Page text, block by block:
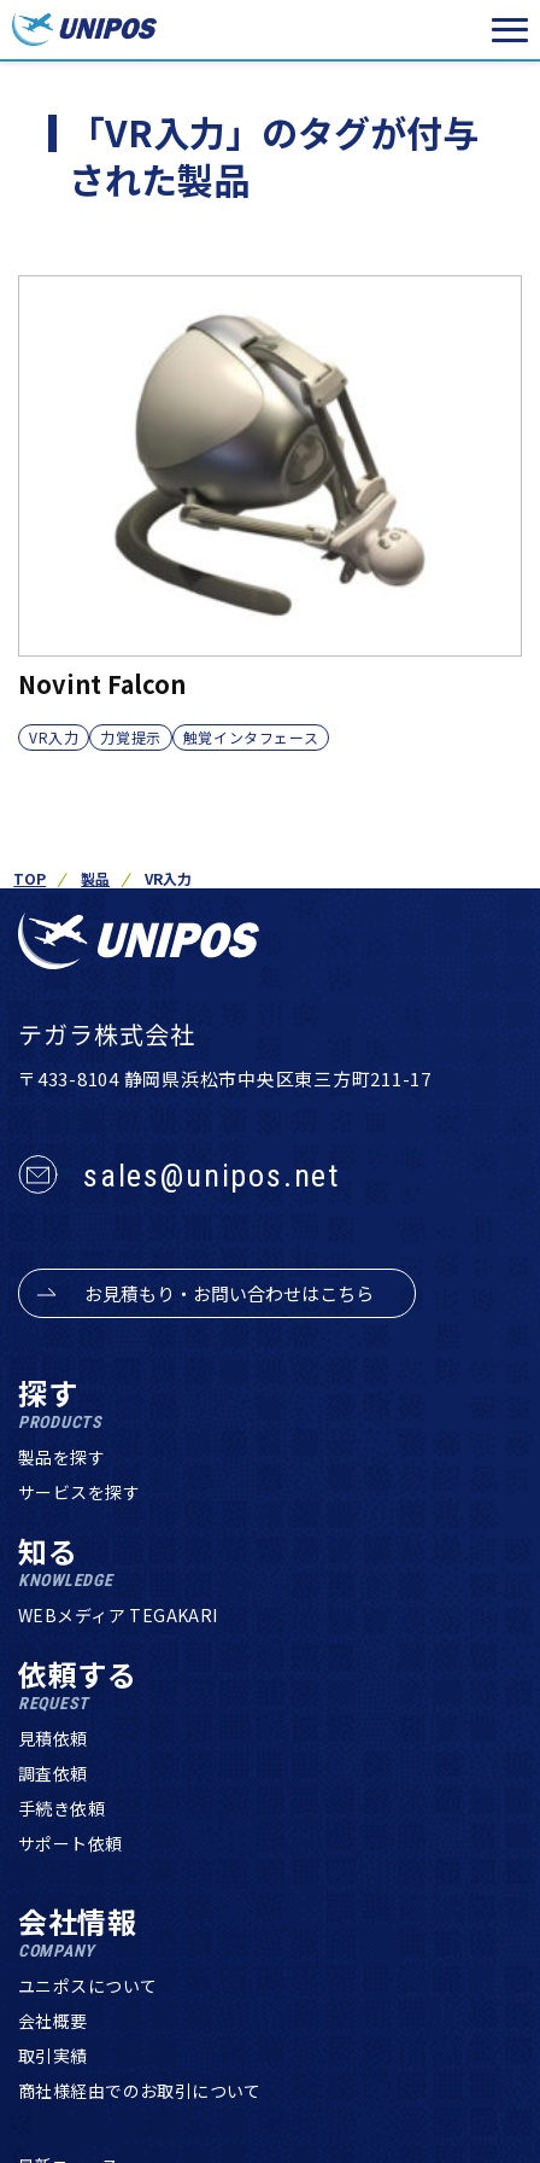
「VR入力」のタグが付与
された製品
Novint Falcon
VR入力 力覚提示 触覚インタフェース
TOP 製品 VR入力
テガラ株式会社
〒433-8104 静岡県浜松市中央区東三方町211-17
sales@unipos.net
お見積もり・お問い合わせはこちら
探す
PRODUCTS
製品を探す
サービスを探す
知る
KNOWLEDGE
WEBメディア TEGAKARI
依頼する
REQUEST
見積依頼
調査依頼
手続き依頼
サポート依頼
会社情報
COMPANY
ユニポスについて
会社概要
取引実績
商社様経由でのお取引について